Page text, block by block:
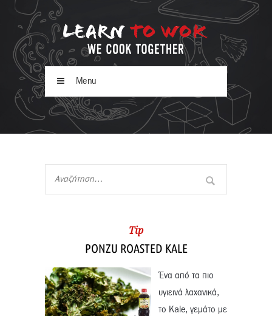
Menu
Tip
PONZU ROASTED KALE
Ένα από τα πιο
υγιεινά λαχανικά,
το Kale, γεμάτο με